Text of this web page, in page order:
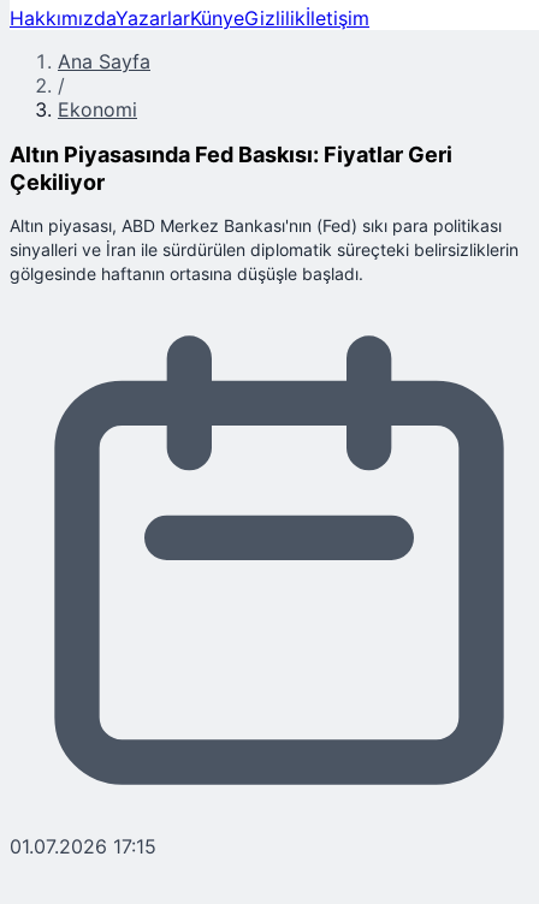
HakkımızdaYazarlarKünyeGizlilikİletişim
Ana Sayfa
/
Ekonomi
Altın Piyasasında Fed Baskısı: Fiyatlar Geri
Çekiliyor
Altın piyasası, ABD Merkez Bankası'nın (Fed) sıkı para politikası
sinyalleri ve İran ile sürdürülen diplomatik süreçteki belirsizliklerin
gölgesinde haftanın ortasına düşüşle başladı.
01.07.2026 17:15